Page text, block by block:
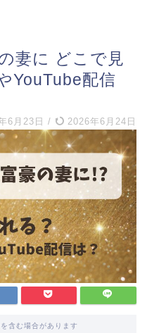
妻に どこで見
YouTube配信
6月23日 / 2026年6月24日
含む場合があります